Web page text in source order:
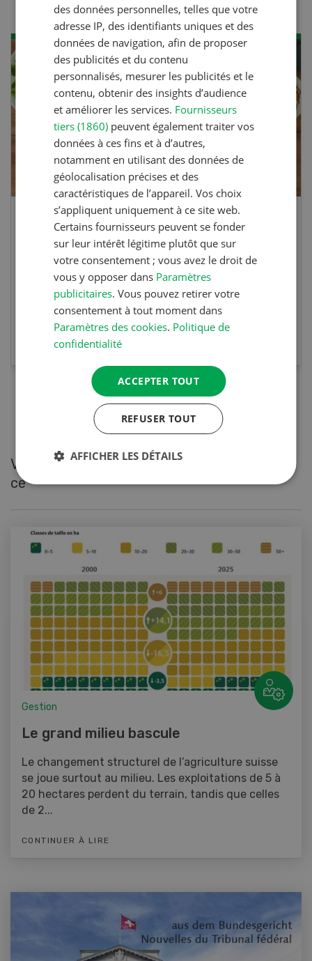
Galettes de lupin
Galettes de lupin au poireau et ciboulette
EN SAVOIR PLUS
Vous pourriez également être intéressé par
ce
Gestion
Le grand milieu bascule
Le changement structurel de l’agriculture suisse
se joue surtout au milieu. Les exploitations de 5 à
20 hectares perdent du terrain, tandis que celles
de 2...
CONTINUER À LIRE
des données personnelles, telles que votre
adresse IP, des identifiants uniques et des
données de navigation, afin de proposer
des publicités et du contenu
personnalisés, mesurer les publicités et le
contenu, obtenir des insights d’audience
et améliorer les services. Fournisseurs
tiers (1860) peuvent également traiter vos
données à ces fins et à d’autres,
notamment en utilisant des données de
géolocalisation précises et des
caractéristiques de l’appareil. Vos choix
s’appliquent uniquement à ce site web.
Certains fournisseurs peuvent se fonder
sur leur intérêt légitime plutôt que sur
votre consentement ; vous avez le droit de
vous y opposer dans Paramètres
publicitaires. Vous pouvez retirer votre
consentement à tout moment dans
Paramètres des cookies. Politique de
confidentialité
ACCEPTER TOUT
REFUSER TOUT
AFFICHER LES DÉTAILS